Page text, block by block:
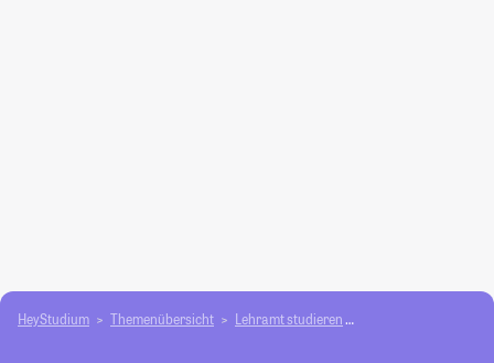
HeyStudium Themenübersicht Lehramt studieren